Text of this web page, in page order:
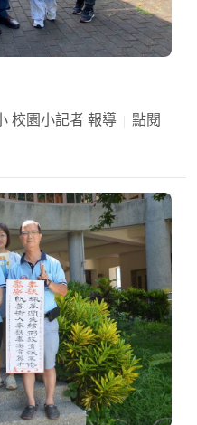
校園小記者 報導
點閱